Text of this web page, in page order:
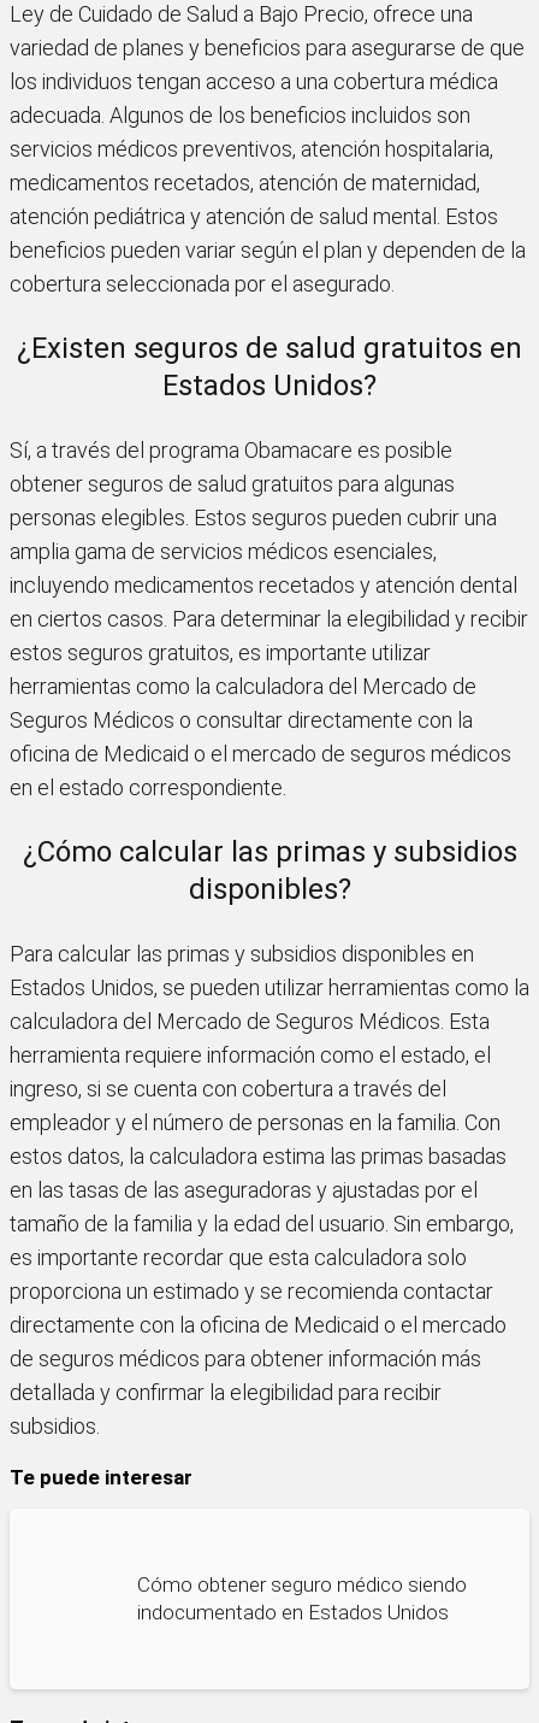
Ley de Cuidado de Salud a Bajo Precio, ofrece una
variedad de planes y beneficios para asegurarse de que
los individuos tengan acceso a una cobertura médica
adecuada. Algunos de los beneficios incluidos son
servicios médicos preventivos, atención hospitalaria,
medicamentos recetados, atención de maternidad,
atención pediátrica y atención de salud mental. Estos
beneficios pueden variar según el plan y dependen de la
cobertura seleccionada por el asegurado.
¿Existen seguros de salud gratuitos en
Estados Unidos?
Sí, a través del programa Obamacare es posible
obtener seguros de salud gratuitos para algunas
personas elegibles. Estos seguros pueden cubrir una
amplia gama de servicios médicos esenciales,
incluyendo medicamentos recetados y atención dental
en ciertos casos. Para determinar la elegibilidad y recibir
estos seguros gratuitos, es importante utilizar
herramientas como la calculadora del Mercado de
Seguros Médicos o consultar directamente con la
oficina de Medicaid o el mercado de seguros médicos
en el estado correspondiente.
¿Cómo calcular las primas y subsidios
disponibles?
Para calcular las primas y subsidios disponibles en
Estados Unidos, se pueden utilizar herramientas como la
calculadora del Mercado de Seguros Médicos. Esta
herramienta requiere información como el estado, el
ingreso, si se cuenta con cobertura a través del
empleador y el número de personas en la familia. Con
estos datos, la calculadora estima las primas basadas
en las tasas de las aseguradoras y ajustadas por el
tamaño de la familia y la edad del usuario. Sin embargo,
es importante recordar que esta calculadora solo
proporciona un estimado y se recomienda contactar
directamente con la oficina de Medicaid o el mercado
de seguros médicos para obtener información más
detallada y confirmar la elegibilidad para recibir
subsidios.
Te puede interesar
Cómo obtener seguro médico siendo
indocumentado en Estados Unidos